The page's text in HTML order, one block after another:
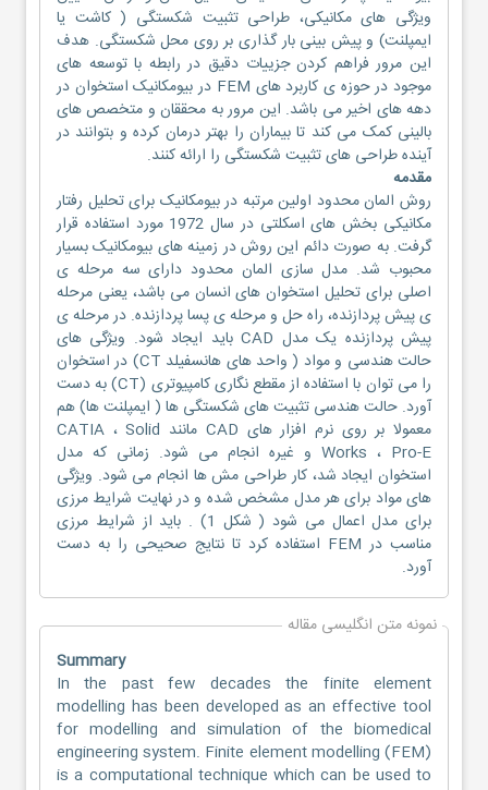
ویژگی های مکانیکی، طراحی تثبیت شکستگی ( کاشت یا
ایمپلنت) و پیش بینی بار گذاری بر روی محل شکستگی. هدف
این مرور فراهم کردن جزییات دقیق در رابطه با توسعه های
موجود در حوزه ی کاربرد های FEM در بیومکانیک استخوان در
دهه های اخیر می باشد. این مرور به محققان و متخصص های
بالینی کمک می کند تا بیماران را بهتر درمان کرده و بتوانند در
آینده طراحی های تثبیت شکستگی را ارائه کنند.
مقدمه
روش المان محدود اولین مرتبه در بیومکانیک برای تحلیل رفتار
مکانیکی بخش های اسکلتی در سال 1972 مورد استفاده قرار
گرفت. به صورت دائم این روش در زمینه های بیومکانیک بسیار
محبوب شد. مدل سازی المان محدود دارای سه مرحله ی
اصلی برای تحلیل استخوان های انسان می باشد، یعنی مرحله
ی پیش پردازنده، راه حل و مرحله ی پسا پردازنده. در مرحله ی
پیش پردازنده یک مدل CAD باید ایجاد شود. ویژگی های
حالت هندسی و مواد ( واحد های هانسفیلد CT) در استخوان
را می توان با استفاده از مقطع نگاری کامپیوتری (CT) به دست
آورد. حالت هندسی تثبیت های شکستگی ها ( ایمپلنت ها) هم
معمولا بر روی نرم افزار های CAD مانند CATIA ، Solid
Works ، Pro-E و غیره انجام می شود. زمانی که مدل
استخوان ایجاد شد، کار طراحی مش ها انجام می شود. ویژگی
های مواد برای هر مدل مشخص شده و در نهایت شرایط مرزی
برای مدل اعمال می شود ( شکل 1) . باید از شرایط مرزی
مناسب در FEM استفاده کرد تا نتایج صحیحی را به دست
آورد.
نمونه متن انگلیسی مقاله
Summary
In the past few decades the finite element
modelling has been developed as an effective tool
for modelling and simulation of the biomedical
engineering system. Finite element modelling (FEM)
is a computational technique which can be used to